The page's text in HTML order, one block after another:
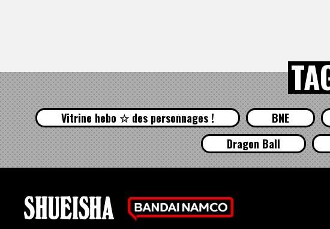
Vitrine hebo ☆ des personnages ! BNE
Dragon Ball